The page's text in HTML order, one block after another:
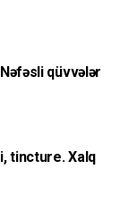
qüvvələr
tincture. Xalq